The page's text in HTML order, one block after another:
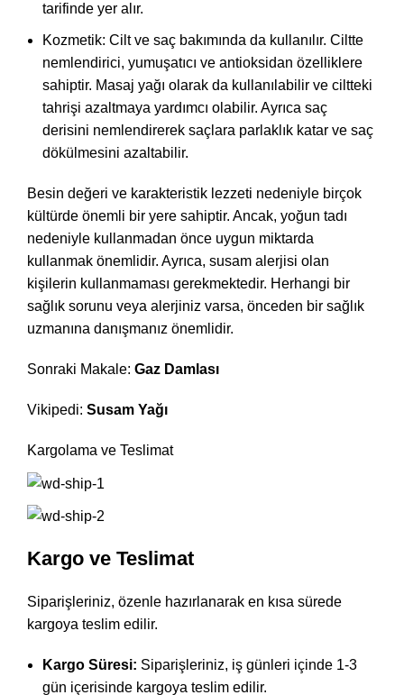
tarifinde yer alır.
Kozmetik: Cilt ve saç bakımında da kullanılır. Ciltte
nemlendirici, yumuşatıcı ve antioksidan özelliklere
sahiptir. Masaj yağı olarak da kullanılabilir ve ciltteki
tahrişi azaltmaya yardımcı olabilir. Ayrıca saç
derisini nemlendirerek saçlara parlaklık katar ve saç
dökülmesini azaltabilir.
Besin değeri ve karakteristik lezzeti nedeniyle birçok
kültürde önemli bir yere sahiptir. Ancak, yoğun tadı
nedeniyle kullanmadan önce uygun miktarda
kullanmak önemlidir. Ayrıca, susam alerjisi olan
kişilerin kullanmaması gerekmektedir. Herhangi bir
sağlık sorunu veya alerjiniz varsa, önceden bir sağlık
uzmanına danışmanız önemlidir.
Sonraki Makale: Gaz Damlası
Vikipedi: Susam Yağı
Kargolama ve Teslimat
Kargo ve Teslimat
Siparişleriniz, özenle hazırlanarak en kısa sürede
kargoya teslim edilir.
Kargo Süresi: Siparişleriniz, iş günleri içinde 1-3
gün içerisinde kargoya teslim edilir.